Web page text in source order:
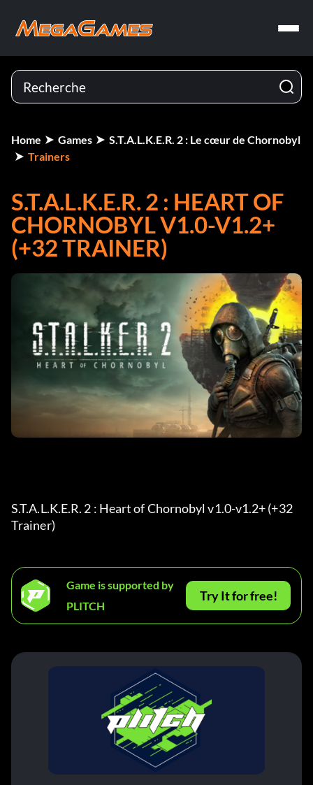
Home Games
S.T.A.L.K.E.R. 2 : Le cœur de Chornobyl
Trainers
S.T.A.L.K.E.R. 2 : HEART OF
CHORNOBYL V1.0-V1.2+
(+32 TRAINER)
S.T.A.L.K.E.R. 2 : Heart of Chornobyl v1.0-v1.2+ (+32
Trainer)
Game is supported by
PLITCH
Try It for free!